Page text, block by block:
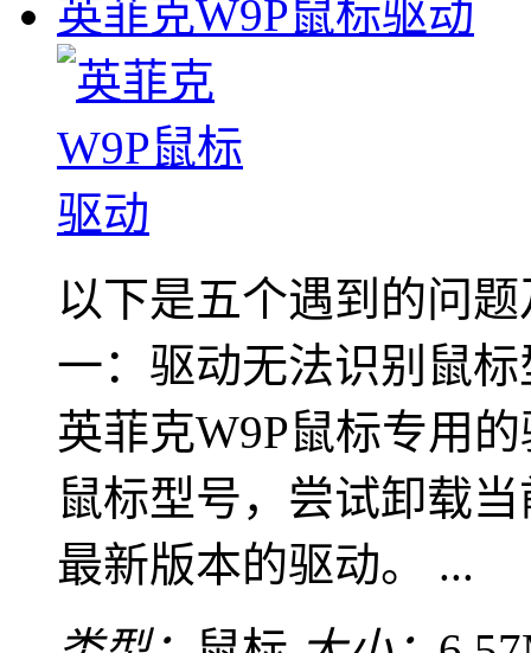
英菲克W9P鼠标驱动
以下是五个遇到的问
一：驱动无法识别鼠
英菲克W9P鼠标专用
鼠标型号，尝试卸载
最新版本的驱动。 ...